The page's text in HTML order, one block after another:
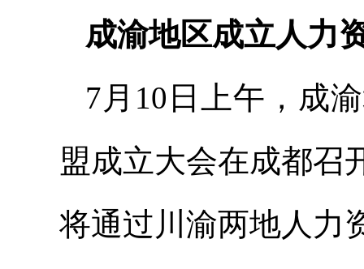
成渝地区成立人力
7月10日上午，成
盟成立大会在成都召
将通过川渝两地人力